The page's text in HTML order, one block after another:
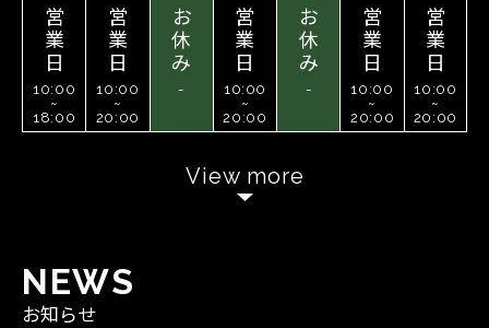
営
業
日
10:00
~
18:00
営
業
日
10:00
~
20:00
お
休
み
-
営
業
日
10:00
~
20:00
お
休
み
-
営
業
日
10:00
~
20:00
営
業
日
10:00
~
20:00
View more
NEWS
お知らせ